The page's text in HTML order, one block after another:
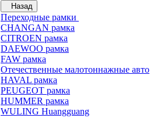
Назад
Переходные рамки
CHANGAN рамка
CITROEN рамка
DAEWOO рамка
FAW рамка
Отечественные малотоннажные авто
HAVAL рамка
PEUGEOT рамка
HUMMER рамка
WULING Huangguang